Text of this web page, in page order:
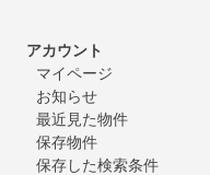
アカウント
マイページ
お知らせ
最近見た物件
保存物件
保存した検索条件